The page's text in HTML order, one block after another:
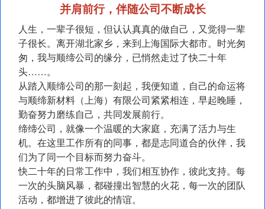
并肩前行，伴随公司不断成长
人生，一辈子很短，但认认真真的做自己，又觉得一辈
子很长。离开湖北家乡，来到上海国际大都市。时光匆
匆，我与顺缔公司的缘分，已悄然走过了快二十年
头……。
从踏入顺缔公司的那一刻起，我便知道，自己的命运将
与顺缔新材料（上海）有限公司紧紧相连，早起晚睡，
勤奋努力磨练自己，共同发展前行。
缔缔公司，就像一个温暖的大家庭，充满了活力与生
机。在这里工作所有的同事，都是志同道合的伙伴，我
们为了同一个目标而努力奋斗。
快二十年的日常工作中，我们相互协作，彼此支持。每
一次的头脑风暴，都碰撞出智慧的火花，每一次的团队
活动，都增进了彼此的情谊。